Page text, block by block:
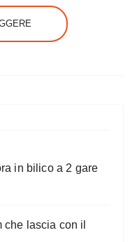
in bilico a 2 gare
lascia con il